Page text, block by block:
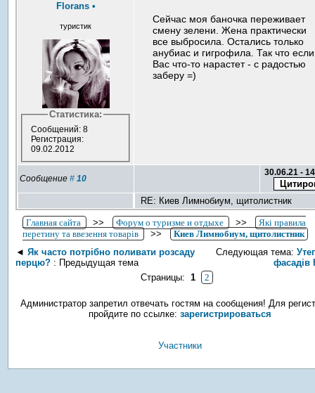
Florans •
туристик
Статистика:
Сообщений: 8
Регистрация:
09.02.2012
Сейчас моя баночка переживает
смену зелени. Жена практически
все выбросила. Остались только
анубиас и гигрофила. Так что
Вас что-то нарастет - с радостью
заберу =)
Сообщение#10
30.06.21 -
RE: Киев Лимнобиум, щитолистник
Главная сайта >> Форум о туризме и отдыхе >>
Які правила
перетину та ввезення товарів
>>
Киев Лимнобиум, щитолистник
◄Як часто потрібно поливати розсаду
перцю? : Предыдущая тема
Следующая тема:
фасадів
Страницы:1 2
Администратор запретил отвечать гостям на сообщения! Для
пройдите по ссылке:зарегистрироваться
Участники